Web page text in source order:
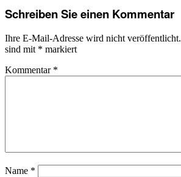
Schreiben Sie einen Kommentar
Ihre E-Mail-Adresse wird nicht veröffentlicht.
sind mit * markiert
Kommentar *
Name *